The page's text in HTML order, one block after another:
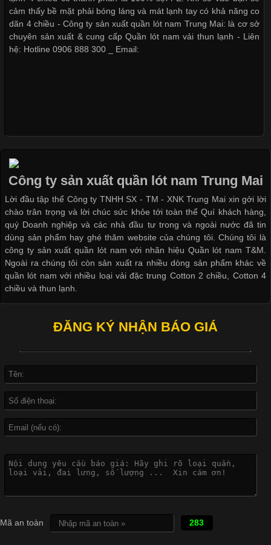
Hiện nay, nhu cầu tìm kiếm quần lót nam giá
thuộc và được sử dụng phổ biến nhất hiện nay. Không chỉ đa
dạng về màu sắc hay chất liệu, áo thun còn có nhiều form dáng
khác nhau để phù hợp với từng phong cách thời trang và nhu
cầu
Khám Phá Áo Phông Trang Phục Phổ Biến Nhất Hiện Nay
đời sống hiện đại nhờ sự tiện lợi, thoải mái và dễ phối đồ.
được ứng dụng rộng rãi trong ngành sản xuất may mặc, đặc
biệt là các sản phẩm từ vải thun. Hiện nay,
Công Nghệ In Chuyển Nhiệt Trong Ngành Thời Trang Hiện
Cập nhật 2026-04-21 15:41:03
May Mặc Trong ngành in ấn và thời trang, in chuyển nhiệt đang
là một trong những công nghệ phổ biến nhờ khả năng tạo ra
cảm thấy bề mặt phải bóng láng và mát lạnh tay có khả năng co
dãn 4 chiều - Công ty sản xuất quần lót nam Trung Mai: là cơ sở
chuyên sản xuất & cung cấp Quần lót nam vải thun lạnh - Liên
hệ: Hotline 0906 888 300 _ Email:
Công ty sản xuất quần lót nam Trung Mai
Lời đầu tập thể Công ty TNHH SX - TM - XNK Trung Mai xin gởi lời
chào trân trọng và lời chúc sức khỏe tới toàn thể Quí khách hàng,
quý Doanh nghiệp và các nhà đầu tư trong và ngoài nước đã tin
dùng sản phẩm hay ghé thăm website của chúng tôi. Chúng tôi là
công ty sản xuất quần lót nam với nhãn hiệu Quần lót nam T&M.
Ngoài ra chúng tôi còn sản xuất ra nhiều dòng sản phẩm khác về
quần lót nam với nhiều loại vải đặc trung Cotton 2 chiều, Cotton 4
chiều và thun lạnh.
ĐĂNG KÝ NHẬN BÁO GIÁ
Mã an toàn 283